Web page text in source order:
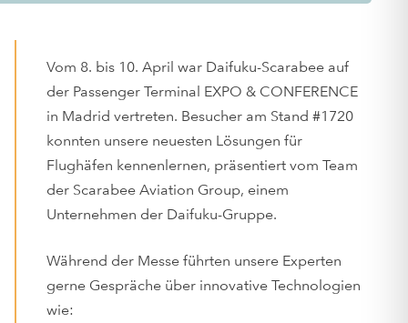
Vom 8. bis 10. April war Daifuku-Scarabee auf
der Passenger Terminal EXPO & CONFERENCE
in Madrid vertreten. Besucher am Stand #1720
konnten unsere neuesten Lösungen für
Flughäfen kennenlernen, präsentiert vom Team
der Scarabee Aviation Group, einem
Unternehmen der Daifuku-Gruppe.
Während der Messe führten unsere Experten
gerne Gespräche über innovative Technologien
wie: